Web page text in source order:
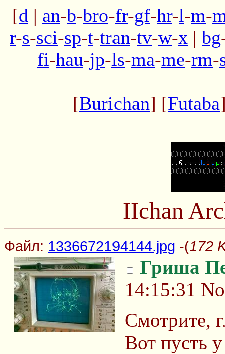
[d | an-b-bro-fr-gf-hr-l-m-
r-s-sci-sp-t-tran-tv-w-x | bg
fi-hau-jp-ls-ma-me-rm-
[Burichan] [Futaba
IIchan
Файл: 1336672194144.jpg -(172
Гриша
14:15:31
Смотрите,
Вот пусть